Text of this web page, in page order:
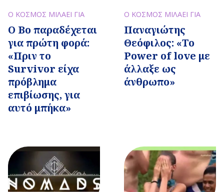
Ο ΚΟΣΜΟΣ ΜΙΛΑΕΙ ΓΙΑ
Ο Βο παραδέχεται
για πρώτη φορά:
«Πριν το
Survivor είχα
πρόβλημα
επιβίωσης, για
αυτό μπήκα»
Ο ΚΟΣΜΟΣ ΜΙΛΑΕΙ ΓΙΑ
Παναγιώτης
Θεόφιλος: «Το
Power of love με
άλλαξε ως
άνθρωπο»